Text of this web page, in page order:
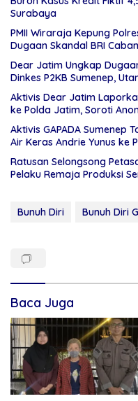
Surabaya
PMII Wiraraja Kepung
Dugaan Skandal BRI
Dear Jatim Ungkap
Dinkes P2KB Sumenep,
Aktivis Dear Jatim
ke Polda Jatim, Soroti
Aktivis GAPADA Sumenep
Air Keras Andrie Yunus ke
Ratusan Selongsong
Pelaku Remaja Produksi
Bunuh Diri Bunuh Diri
Baca Juga